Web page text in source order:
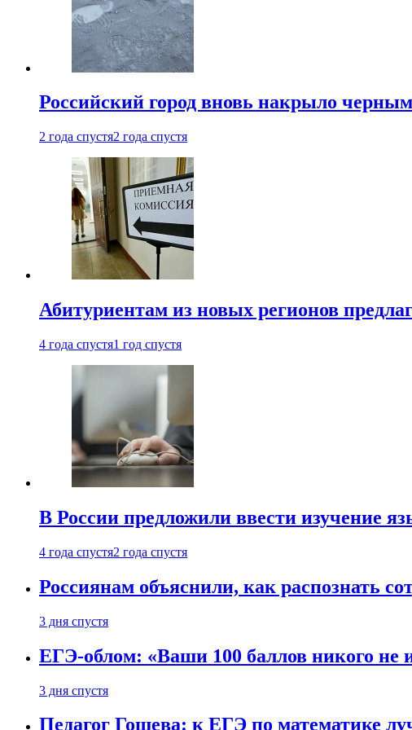
Российский город вновь накрыло
2 года спустя2 года спустя
Абитуриентам из новых регионов
4 года спустя1 год спустя
В России предложили ввести изучение
4 года спустя2 года спустя
Россиянам объяснили, как распознать
3 дня спустя
ЕГЭ-облом: «Ваши 100 баллов никого не
3 дня спустя
Педагог Гошева: к ЕГЭ по математике